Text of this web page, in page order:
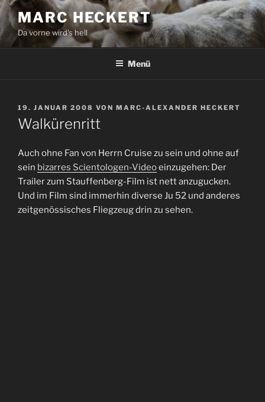
Zum
Inhalt
springen
MARC HECKERT
Da vorne wird's hell
Menü
VERÖFFENTLICHT
AM
19. JANUAR 2008 VON MARC-ALEXANDER HECKERT
Walkürenritt
Auch ohne Fan von Herrn Cruise zu sein und ohne auf
sein bizarres Scientologen-Videoeinzugehen: Der
Trailer zum Stauffenberg-Film ist nett anzugucken.
Und im Film sind immerhin diverse Ju 52 und anderes
zeitgenössisches Fliegzeug drin zu sehen.